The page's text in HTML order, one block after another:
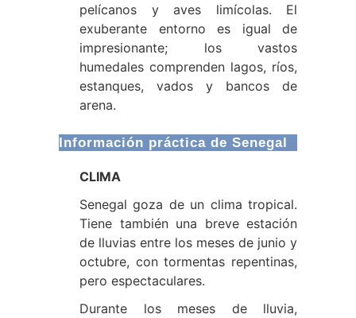
pelícanos y aves limícolas. El
exuberante entorno es igual de
impresionante; los vastos
humedales comprenden lagos, ríos,
estanques, vados y bancos de
arena.
Información práctica de Senegal
CLIMA
Senegal goza de un clima tropical.
Tiene también una breve estación
de lluvias entre los meses de junio y
octubre, con tormentas repentinas,
pero espectaculares.
Durante los meses de lluvia,